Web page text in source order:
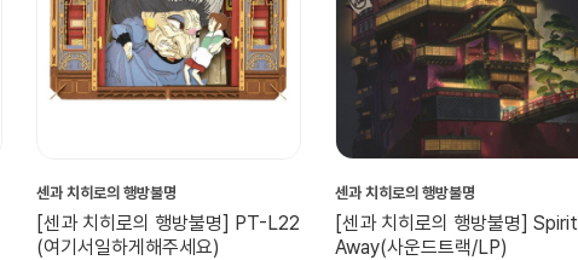
센과 치히로의 행방불명
[센과 치히로의 행방불명] PT-L22
(여기서일하게해주세요)
센과 치히로의 행방불명
[센과 치히로의 행방불명] Spirit
Away(사운드트랙/LP)